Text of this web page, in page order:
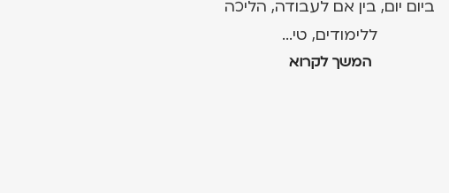
ביום יום, בין אם לעבודה, הליכה
ללימודים, טי...
המשך לקרוא